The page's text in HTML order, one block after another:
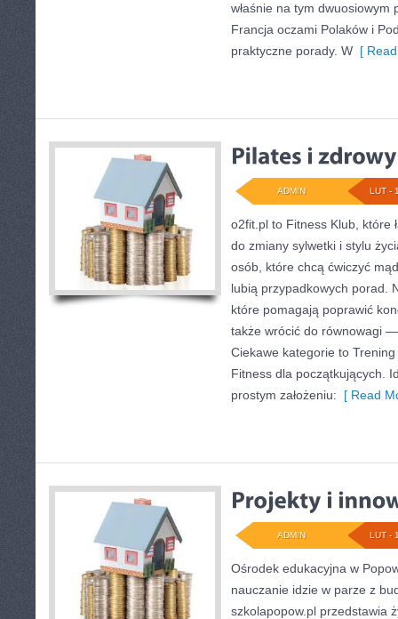
właśnie na tym dwuosiowym
Francja oczami Polaków i
praktyczne porady. W [
LUT -
ADMIN
o2fit.pl to Fitness Klub, które
do zmiany sylwetki i stylu
osób, które chcą ćwiczyć
lubią przypadkowych porad.
które pomagają poprawić
także wrócić do równowagi
Ciekawe kategorie to
Fitness dla początkujących.
prostym założeniu: [ Read
LUT -
ADMIN
Ośrodek edukacyjna w
nauczanie idzie w parze z
szkolapopow.pl przedstawia